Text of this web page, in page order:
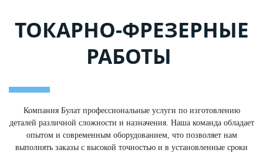
ТОКАРНО-ФРЕЗЕРНЫЕ
РАБОТЫ
Компания Булат профессиональные услуги по изготовлению
деталей различной сложности и назначения. Наша команда обладает
опытом и современным оборудованием, что позволяет нам
выполнять заказы с высокой точностью и в установленные сроки